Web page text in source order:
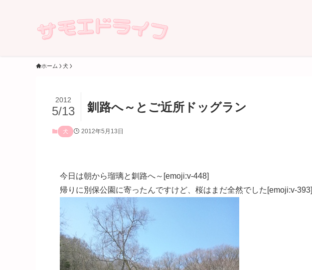
ホーム 犬
釧路へ～とご近所ドッグラン
2012
5/13
犬 2012年5月13日
今日は朝から瑠璃と釧路へ～[emoji:v-448]
帰りに別保公園に寄ったんですけど、桜はまだ全然でした[emoji:v-393]